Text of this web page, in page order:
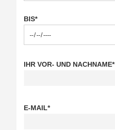
BIS*
IHR VOR- UND NACHNAME*
E-MAIL*